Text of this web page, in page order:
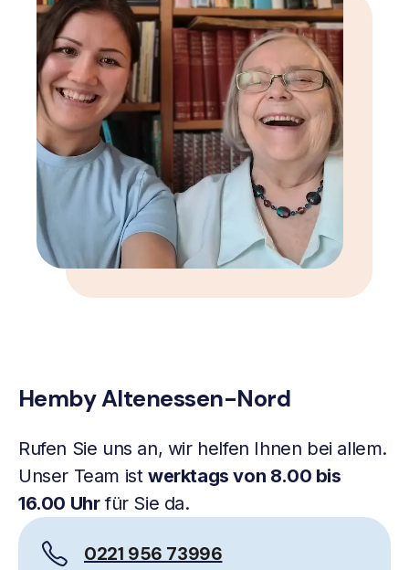
Hemby Altenessen-Nord
Rufen Sie uns an, wir helfen Ihnen bei allem.
Unser Team ist werktags von 8.00 bis
16.00 Uhrfür Sie da.
0221 956 73996